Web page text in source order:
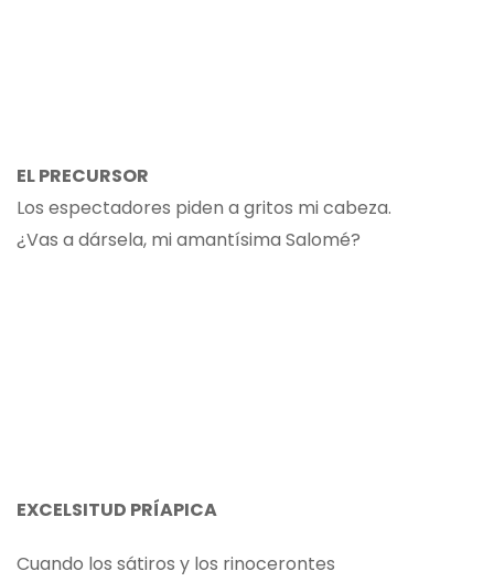
EL PRECURSOR
Los espectadores piden a gritos mi cabeza.
¿Vas a dársela, mi amantísima Salomé?
EXCELSITUD PRÍAPICA
Cuando los sátiros y los rinocerontes